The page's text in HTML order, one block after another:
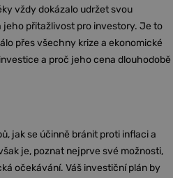
vždy dokázalo udržet svou
přitažlivost pro investory. Je to
přes všechny krize a ekonomické
a proč jeho cena dlouhodobě
jak se účinně bránit proti inflaci a
je, poznat nejprve své možnosti,
očekávání. Váš investiční plán by